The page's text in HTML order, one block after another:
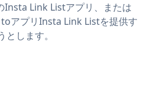
Insta Link Listアプリ、または
アプリInsta Link Listを提供す
します。